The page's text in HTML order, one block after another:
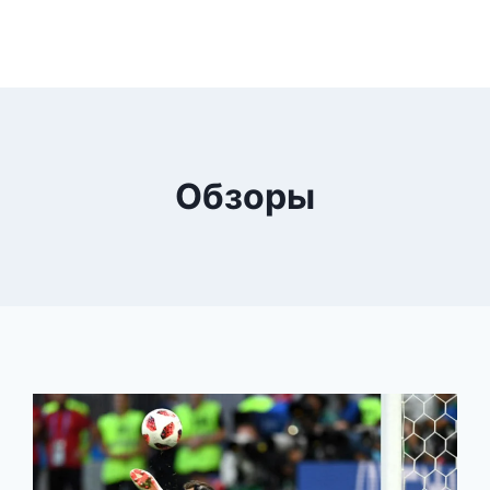
Обзоры